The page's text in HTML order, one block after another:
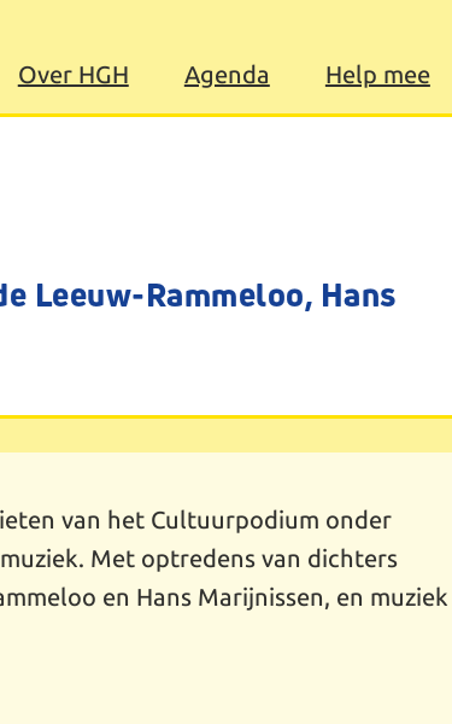
Over HGH Agenda Help mee
Leeuw-Rammeloo, Hans
van het Cultuurpodium onder
Met optredens van dichters
en Hans Marijnissen, en muziek